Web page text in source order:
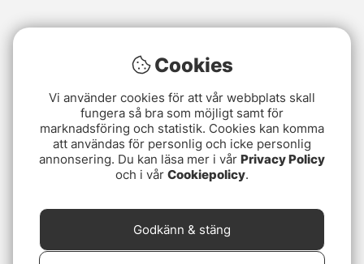
Cookies
Vi använder cookies för att vår webbplats skall
fungera så bra som möjligt samt för
marknadsföring och statistik. Cookies kan komma
att användas för personlig och icke personlig
annonsering. Du kan läsa mer i vår Privacy Policy
och i vår Cookiepolicy.
Godkänn & stäng